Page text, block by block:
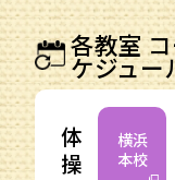
各教室
ケジュー
体
操
横浜
本校